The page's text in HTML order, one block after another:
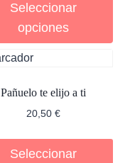
Seleccionar
opciones
Pañuelo te elijo a ti
20,50 €
Seleccionar